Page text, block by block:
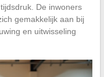
De inwoners
gemakkelijk aan bij
en uitwisseling